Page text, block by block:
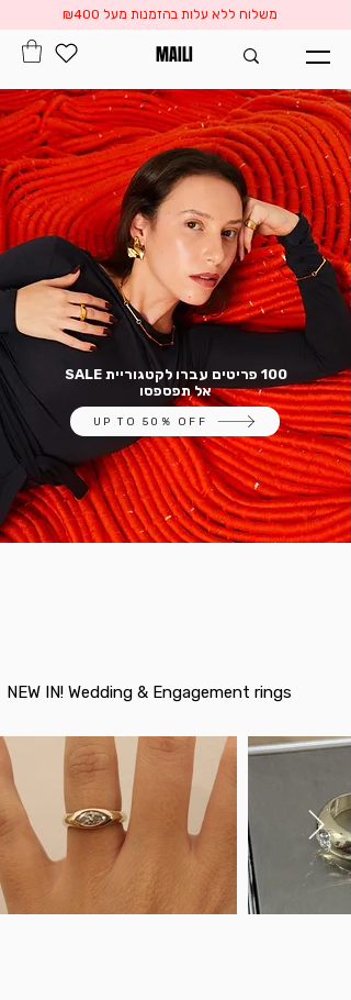
משלוח ללא עלות בהזמנות מעל ₪400
MAILI
100 פריטים
עברו לקטגוריית
SALE
אל תפספסו
UP TO 50% OFF
100 פריטים עברו לקטגוריית SALE
אל תפספסו
NEW IN! Wedding & Engagement rings